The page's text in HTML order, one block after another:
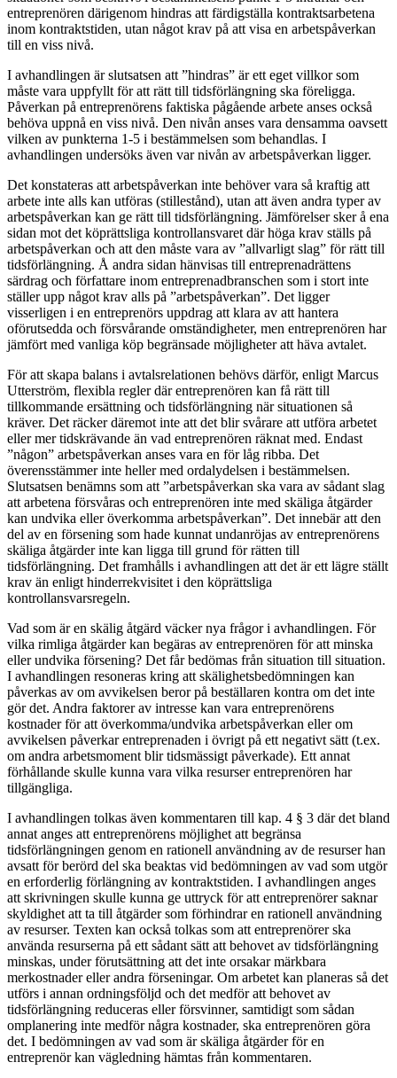
entreprenören därigenom hindras att färdigställa kontraktsarbetena
inom kontraktstiden, utan något krav på att visa en arbetspåverkan
till en viss nivå.
I avhandlingen är slutsatsen att ”hindras” är ett eget villkor som
måste vara uppfyllt för att rätt till tidsförlängning ska föreligga.
Påverkan på entreprenörens faktiska pågående arbete anses också
behöva uppnå en viss nivå. Den nivån anses vara densamma oavsett
vilken av punkterna 1-5 i bestämmelsen som behandlas. I
avhandlingen undersöks även var nivån av arbetspåverkan ligger.
Det konstateras att arbetspåverkan inte behöver vara så kraftig att
arbete inte alls kan utföras (stillestånd), utan att även andra typer av
arbetspåverkan kan ge rätt till tidsförlängning. Jämförelser sker å ena
sidan mot det köprättsliga kontrollansvaret där höga krav ställs på
arbetspåverkan och att den måste vara av ”allvarligt slag” för rätt till
tidsförlängning. Å andra sidan hänvisas till entreprenadrättens
särdrag och författare inom entreprenadbranschen som i stort inte
ställer upp något krav alls på ”arbetspåverkan”. Det ligger
visserligen i en entreprenörs uppdrag att klara av att hantera
oförutsedda och försvårande omständigheter, men entreprenören har
jämfört med vanliga köp begränsade möjligheter att häva avtalet.
För att skapa balans i avtalsrelationen behövs därför, enligt Marcus
Utterström, flexibla regler där entreprenören kan få rätt till
tillkommande ersättning och tidsförlängning när situationen så
kräver. Det räcker däremot inte att det blir svårare att utföra arbetet
eller mer tidskrävande än vad entreprenören räknat med. Endast
”någon” arbetspåverkan anses vara en för låg ribba. Det
överensstämmer inte heller med ordalydelsen i bestämmelsen.
Slutsatsen benämns som att ”arbetspåverkan ska vara av sådant slag
att arbetena försvåras och entreprenören inte med skäliga åtgärder
kan undvika eller överkomma arbetspåverkan”. Det innebär att den
del av en försening som hade kunnat undanröjas av entreprenörens
skäliga åtgärder inte kan ligga till grund för rätten till
tidsförlängning. Det framhålls i avhandlingen att det är ett lägre ställt
krav än enligt hinderrekvisitet i den köprättsliga
kontrollansvarsregeln.
Vad som är en skälig åtgärd väcker nya frågor i avhandlingen. För
vilka rimliga åtgärder kan begäras av entreprenören för att minska
eller undvika försening? Det får bedömas från situation till situation.
I avhandlingen resoneras kring att skälighetsbedömningen kan
påverkas av om avvikelsen beror på beställaren kontra om det inte
gör det. Andra faktorer av intresse kan vara entreprenörens
kostnader för att överkomma/undvika arbetspåverkan eller om
avvikelsen påverkar entreprenaden i övrigt på ett negativt sätt (t.ex.
om andra arbetsmoment blir tidsmässigt påverkade). Ett annat
förhållande skulle kunna vara vilka resurser entreprenören har
tillgängliga.
I avhandlingen tolkas även kommentaren till kap. 4 § 3 där det bland
annat anges att entreprenörens möjlighet att begränsa
tidsförlängningen genom en rationell användning av de resurser han
avsatt för berörd del ska beaktas vid bedömningen av vad som utgör
en erforderlig förlängning av kontraktstiden. I avhandlingen anges
att skrivningen skulle kunna ge uttryck för att entreprenörer saknar
skyldighet att ta till åtgärder som förhindrar en rationell användning
av resurser. Texten kan också tolkas som att entreprenörer ska
använda resurserna på ett sådant sätt att behovet av tidsförlängning
minskas, under förutsättning att det inte orsakar märkbara
merkostnader eller andra förseningar. Om arbetet kan planeras så det
utförs i annan ordningsföljd och det medför att behovet av
tidsförlängning reduceras eller försvinner, samtidigt som sådan
omplanering inte medför några kostnader, ska entreprenören göra
det. I bedömningen av vad som är skäliga åtgärder för en
entreprenör kan vägledning hämtas från kommentaren.